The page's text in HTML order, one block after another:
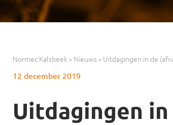
Normec Kalsbeek » Nieuws » Uitdagingen in de
12 december 2019
Uitdagingen